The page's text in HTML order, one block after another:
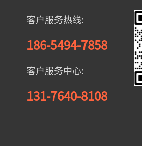
客户服务热线:
186-5494-7858
客户服务中心:
131-7640-8108